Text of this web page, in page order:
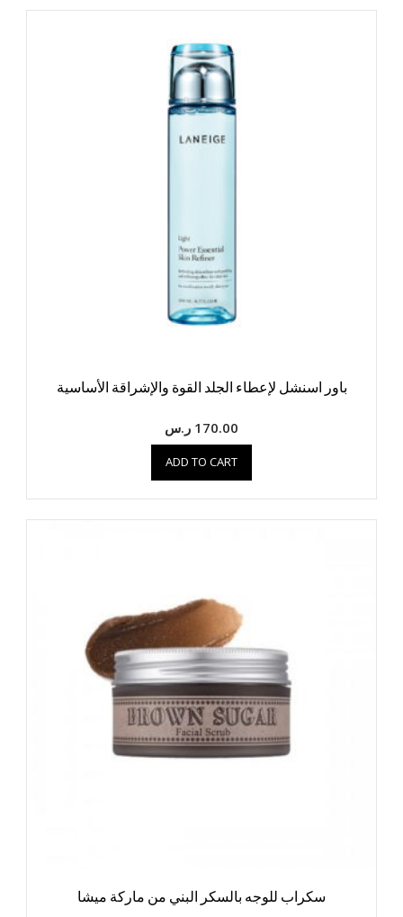
باور اسنشل لإعطاء الجلد القوة والإشراقة الأساسية
170.00 ر.س
ADD TO CART
سكراب للوجه بالسكر البني من ماركة ميشا